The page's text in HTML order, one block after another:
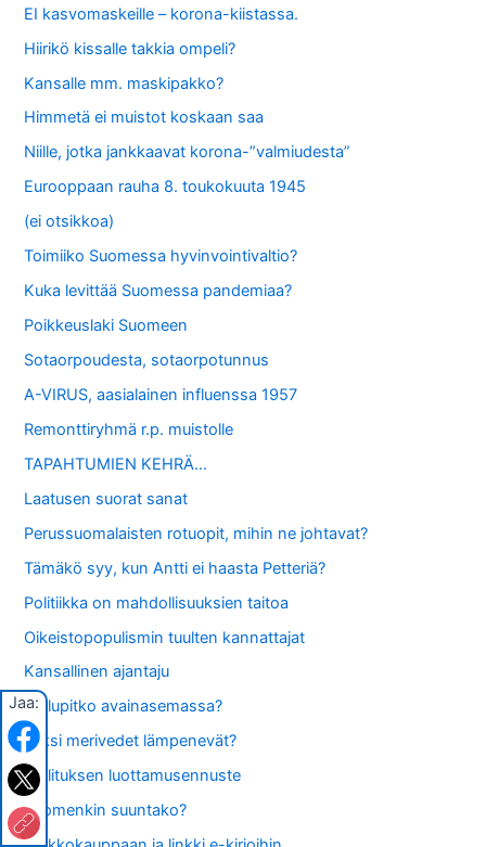
EI kasvomaskeille – korona-kiistassa.
Hiirikö kissalle takkia ompeli?
Kansalle mm. maskipakko?
Himmetä ei muistot koskaan saa
Niille, jotka jankkaavat korona-”valmiudesta”
Eurooppaan rauha 8. toukokuuta 1945
(ei otsikkoa)
Toimiiko Suomessa hyvinvointivaltio?
Kuka levittää Suomessa pandemiaa?
Poikkeuslaki Suomeen
Sotaorpoudesta, sotaorpotunnus
A-VIRUS, aasialainen influenssa 1957
Remonttiryhmä r.p. muistolle
TAPAHTUMIEN KEHRÄ…
Laatusen suorat sanat
Perussuomalaisten rotuopit, mihin ne johtavat?
Tämäkö syy, kun Antti ei haasta Petteriä?
Politiikka on mahdollisuuksien taitoa
Oikeistopopulismin tuulten kannattajat
Kansallinen ajantaju
Gallupitko avainasemassa?
Miksi merivedet lämpenevät?
Hallituksen luottamusennuste
Suomenkin suuntako?
Jaa: